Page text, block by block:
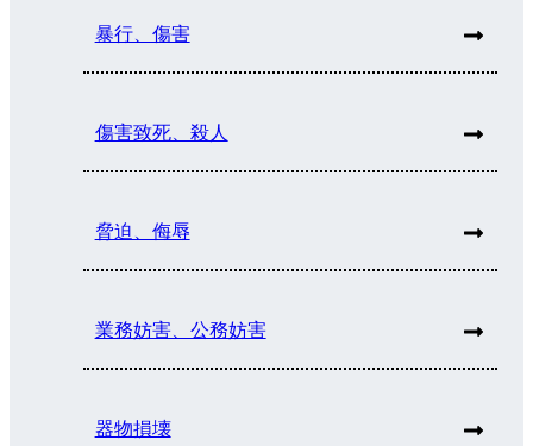
暴行、傷害
傷害致死、殺人
脅迫、侮辱
業務妨害、公務妨害
器物損壊